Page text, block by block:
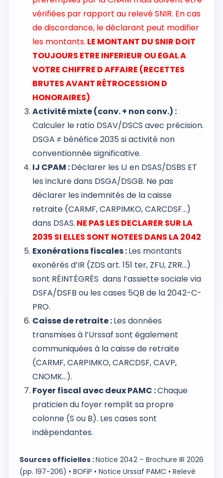
vérifiées par rapport au relevé SNIR. En cas
de discordance, le déclarant peut modifier
les montants. LE MONTANT DU SNIR DOIT
TOUJOURS ETRE INFERIEUR OU EGAL A
VOTRE CHIFFRE D AFFAIRE (RECETTES
BRUTES AVANT RÉTROCESSION D
HONORAIRES)
Activité mixte (conv. + non conv.) :
Calculer le ratio DSAV/DSCS avec précision.
DSGA ≠ bénéfice 2035 si activité non
conventionnée significative.
IJ CPAM :Déclarer les IJ en DSAS/DSBS ET
les inclure dans DSGA/DSGB. Ne pas
déclarer les indemnités de la caisse
retraite (CARMF, CARPIMKO, CARCDSF…)
dans DSAS. NE PAS LES DECLARER SUR LA
2035 SI ELLES SONT NOTEES DANS LA 2042
Exonérations fiscales :Les montants
exonérés d’IR (ZDS art. 151 ter, ZFU, ZRR…)
sont RÉINTÉGRÉS dans l’assiette sociale via
DSFA/DSFB ou les cases 5QB de la 2042-C-
PRO.
Caisse de retraite :Les données
transmises à l’Urssaf sont également
communiquées à la caisse de retraite
(CARMF, CARPIMKO, CARCDSF, CAVP,
CNOMK…).
Foyer fiscal avec deux PAMC :Chaque
praticien du foyer remplit sa propre
colonne (S ou B). Les cases sont
indépendantes.
Sources officielles :Notice 2042 – Brochure IR 2026
(pp. 197-206) • BOFiP • Notice Urssaf PAMC • Relevé